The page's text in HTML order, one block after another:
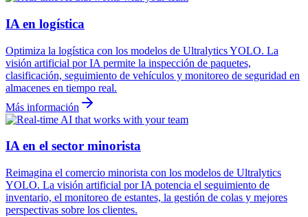
IA en logística
Optimiza la logística con los modelos de Ultralytics YOLO. La
visión artificial por IA permite la inspección de paquetes,
clasificación, seguimiento de vehículos y monitoreo de seguridad en
almacenes en tiempo real.
Más información
IA en el sector minorista
Reimagina el comercio minorista con los modelos de Ultralytics
YOLO. La visión artificial por IA potencia el seguimiento de
inventario, el monitoreo de estantes, la gestión de colas y mejores
perspectivas sobre los clientes.